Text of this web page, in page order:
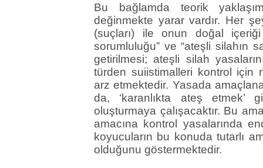
Bu bağlamda teorik
değinmekte yarar vardır. Her
(suçları) ile onun doğal
sorumluluğu” ve “ateşli silahın
getirilmesi; ateşli silah
türden suiistimalleri kontrol için
arz etmektedir. Yasada
da, ‘karanlıkta ateş etmek’
oluşturmaya çalışacaktır. Bu
amacına kontrol yasalarında
koyucuların bu konuda tutarlı
olduğunu göstermektedir.